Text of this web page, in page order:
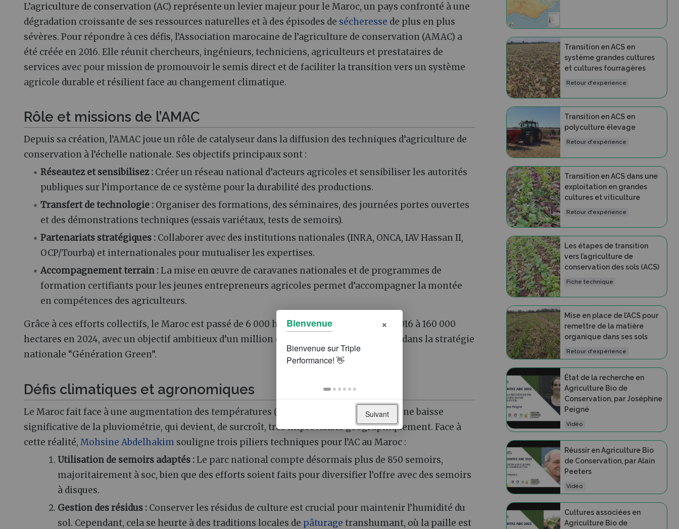
L’agriculture de conservation (AC) représente un levier majeur pour le Maroc, un pays confronté à une
dégradation croissante de ses ressources naturelles et à des épisodes de sécheresse de plus en plus
sévères. Pour répondre à ces défis, l’Association marocaine de l’agriculture de conservation (AMAC) a
été créée en 2016. Elle réunit chercheurs, ingénieurs, techniciens, agriculteurs et prestataires de
services avec pour mission de promouvoir le semis direct et de faciliter la transition vers un système
agricole durable et résilient face au changement climatique.
Rôle et missions de l’AMAC
Depuis sa création, l’AMAC joue un rôle de catalyseur dans la diffusion des techniques d’agriculture de
conservation à l’échelle nationale. Ses objectifs principaux sont :
Réseautez et sensibilisez : Créer un réseau national d’acteurs agricoles et sensibiliser les autorités
publiques sur l’importance de ce système pour la durabilité des productions.
Transfert de technologie : Organiser des formations, des séminaires, des journées portes ouvertes
et des démonstrations techniques (essais variétaux, tests de semoirs).
Partenariats stratégiques : Collaborer avec des institutions nationales (INRA, ONCA, IAV Hassan II,
OCP/Tourba) et internationales pour mutualiser les expertises.
Accompagnement terrain :La mise en œuvre de caravanes nationales et de programmes de
formation certifiants pour les jeunes entrepreneurs agricoles permet d’accompagner la montée
en compétences des agriculteurs.
Grâce à ces efforts collectifs, le Maroc est passé de 6 000 hectares en semis direct en 2016 à 160 000
hectares en 2024, avec un objectif ambitieux d’un million d’hectares d’ici 2030, intégré dans la stratégie
nationale “Génération Green”.
Défis climatiques et agronomiques
Le Maroc fait face à une augmentation des températures (de +1 à +1,5°C en 40 ans) et à une baisse
significative de la pluviométrie, qui devient, de surcroît, très imprévisible géographiquement. Face à
cette réalité, Mohsine Abdelhakim souligne trois piliers techniques pour l’AC au Maroc :
Utilisation de semoirs adaptés :Le parc national compte désormais plus de 850 semoirs,
majoritairement à soc, bien que des efforts soient faits pour diversifier l’offre avec des semoirs
à disques.
Gestion des résidus : Conserver les résidus de culture est crucial pour maintenir l’humidité du
sol. Cependant, cela se heurte à des traditions locales de pâturage transhumant, où la paille est
Transition en ACS en
système grandes cultures
et cultures fourragères
Retour d'expérience
Transition en ACS en
polyculture élevage
Retour d'expérience
Transition en ACS dans une
exploitation en grandes
cultures et viticulture
Retour d'expérience
Les étapes de transition
vers l’agriculture de
conservation des sols (ACS)
Fiche technique
Mise en place de l’ACS pour
remettre de la matière
organique dans ses sols
Retour d'expérience
État de la recherche en
Agriculture Bio de
Conservation, par Joséphine
Peigné
Vidéo
Réussir en Agriculture Bio
de Conservation, par Alain
Peeters
Vidéo
Cultures associées en
Agriculture Bio de
Bienvenue ×
Suivant